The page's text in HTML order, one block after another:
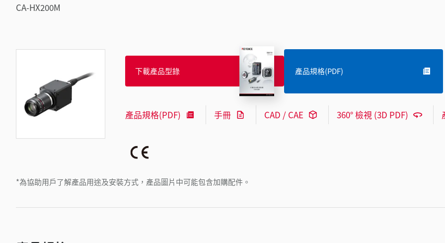
CA-HX200M
*為協助用戶了解產品用途及安裝方式，產品圖片中可能包含加購配件。
下載產品型錄 產品規格(PDF)
產品規格(PDF) 手冊 CAD / CAE 360° 檢視 (3D PDF)